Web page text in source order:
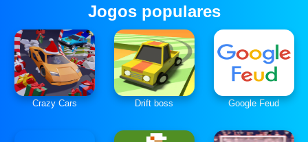
Jogos populares
Crazy Cars Drift boss Google Feud